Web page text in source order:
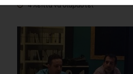
4 λεπτά να διαβαστεί